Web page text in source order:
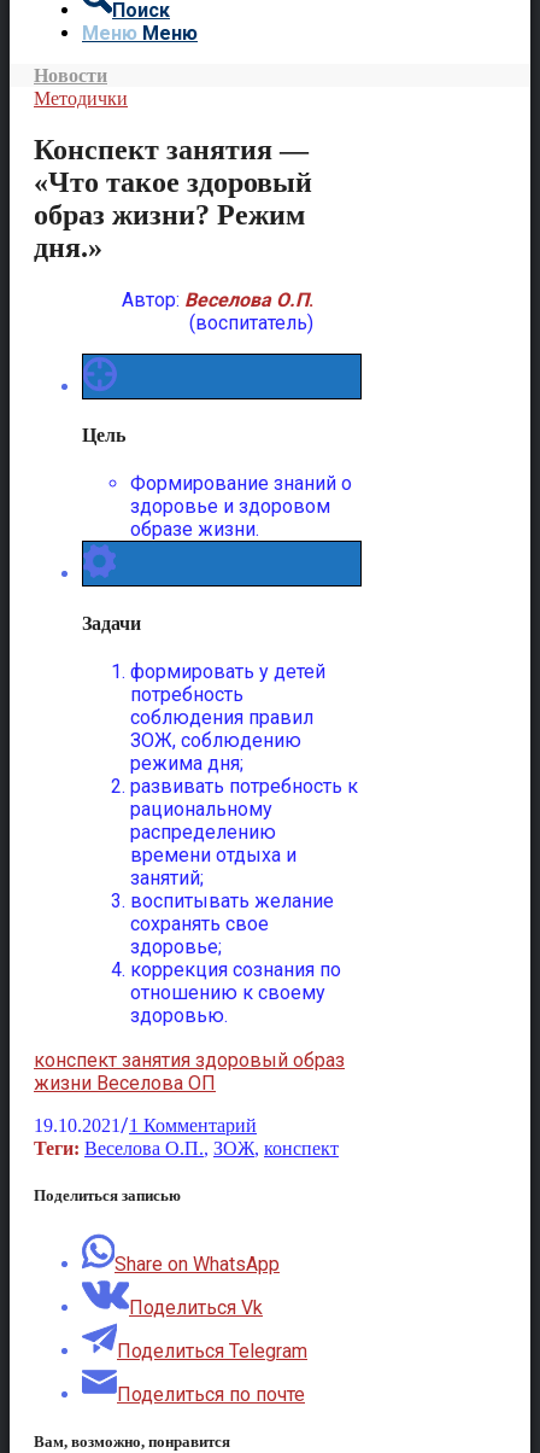
Поиск
Меню Меню
Новости
Методички
Конспект занятия —
«Что такое здоровый
образ жизни? Режим
дня.»
Автор: Веселова О.П.
(воспитатель)
Цель
Формирование знаний о
здоровье и здоровом
образе жизни.
Задачи
формировать у детей
потребность
соблюдения правил
ЗОЖ, соблюдению
режима дня;
развивать потребность к
рациональному
распределению
времени отдыха и
занятий;
воспитывать желание
сохранять свое
здоровье;
коррекция сознания по
отношению к своему
здоровью.
конспект занятия здоровый образ
жизни Веселова ОП
19.10.2021/1 Комментарий
Теги: Веселова О.П., ЗОЖ, конспект
Поделиться записью
Share on WhatsApp
Поделиться Vk
Поделиться Telegram
Поделиться по почте
Вам, возможно, понравится